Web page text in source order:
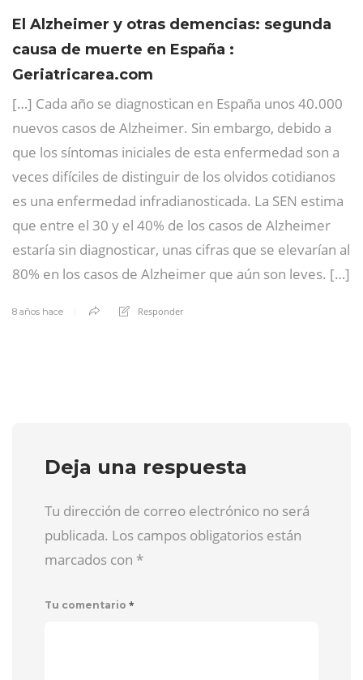
El Alzheimer y otras demencias: segunda
causa de muerte en España :
Geriatricarea.com
[…] Cada año se diagnostican en España unos 40.000
nuevos casos de Alzheimer. Sin embargo, debido a
que los síntomas iniciales de esta enfermedad son a
veces difíciles de distinguir de los olvidos cotidianos
es una enfermedad infradianosticada. La SEN estima
que entre el 30 y el 40% de los casos de Alzheimer
estaría sin diagnosticar, unas cifras que se elevarían al
80% en los casos de Alzheimer que aún son leves. […]
8 años hace Responder
Deja una respuesta
Tu dirección de correo electrónico no será
publicada. Los campos obligatorios están
marcados con *
Tu comentario *